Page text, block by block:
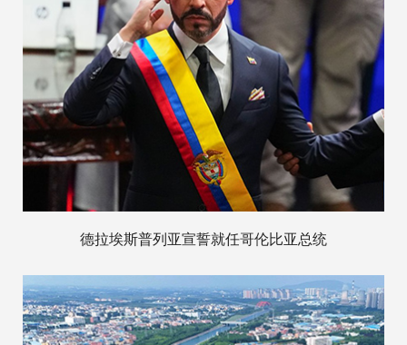
德拉埃斯普列亚宣誓就任哥伦比亚总统